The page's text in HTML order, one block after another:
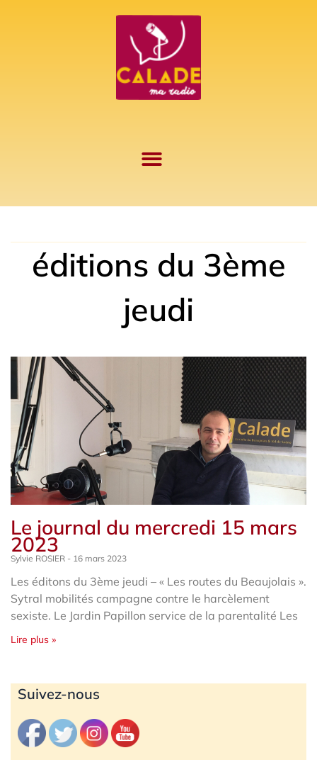
éditions du 3ème
jeudi
Le journal du mercredi 15 mars
2023
Sylvie ROSIER 16 mars 2023
Les éditons du 3ème jeudi – « Les routes du Beaujolais ».
Sytral mobilités campagne contre le harcèlement
sexiste. Le Jardin Papillon service de la parentalité Les
Lire plus »
Suivez-nous
Archives